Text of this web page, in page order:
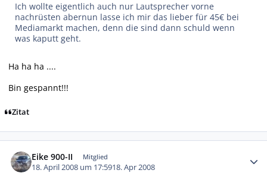
Ich wollte eigentlich auch nur Lautsprecher vorne
nachrüsten abernun lasse ich mir das lieber für 45€ bei
Mediamarkt machen, denn die sind dann schuld wenn
was kaputt geht.
Ha ha ha ....
Bin gespannt!!!
Zitat
Eike 900-II Mitglied
18. April 2008 um 17:5918. Apr 2008